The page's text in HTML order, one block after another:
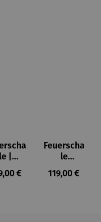
le |
on
Preis:
€
Feuerscha
le
Maryland
Regulärer
119,00 €